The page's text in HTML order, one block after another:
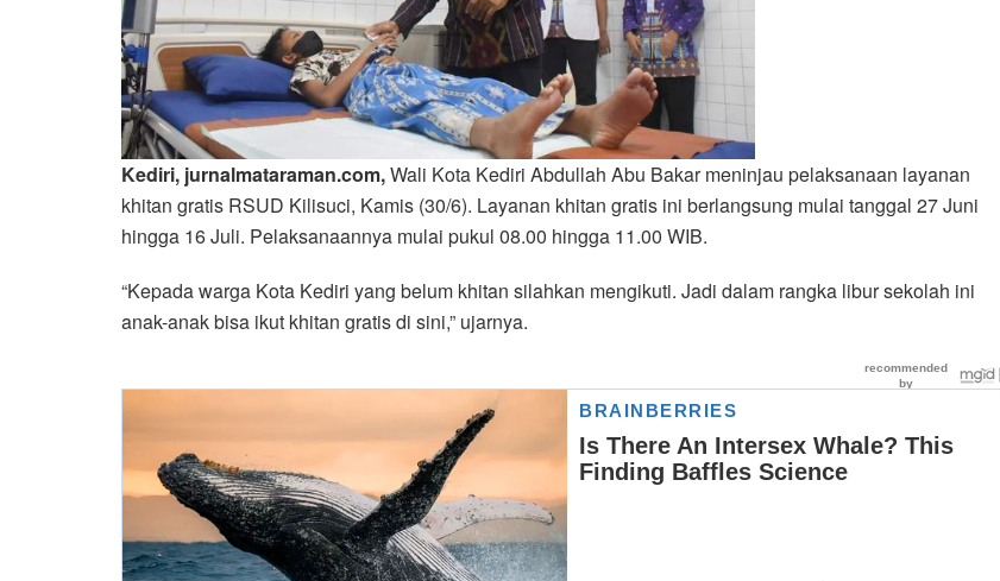
Kediri, jurnalmataraman.com,Wali Kota Kediri Abdullah Abu Bakar meninjau pelaksanaan layanan
khitan gratis RSUD Kilisuci, Kamis (30/6). Layanan khitan gratis ini berlangsung mulai tanggal 27 Juni
hingga 16 Juli. Pelaksanaannya mulai pukul 08.00 hingga 11.00 WIB.
“Kepada warga Kota Kediri yang belum khitan silahkan mengikuti. Jadi dalam rangka libur sekolah ini
anak-anak bisa ikut khitan gratis di sini,” ujarnya.